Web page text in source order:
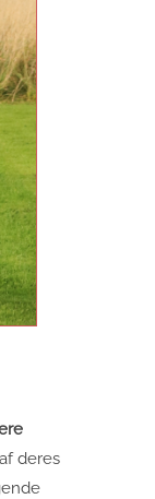
deres